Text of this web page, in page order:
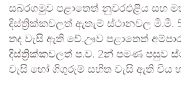
සබරගමුව පළාතෙත් නුවරඑළිය සහ
දිස්ත්‍රික්කවලත් ඇතැම් ස්ථානවල මි.මී.
තද වැසි ඇති වේ.ඌව පළාතෙත්
දිස්ත්‍රික්කවලත් ප.ව. 2න් පමණ පසුව
වැසි හෝ ගිගුරුම් සහිත වැසි ඇති විය